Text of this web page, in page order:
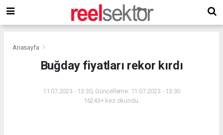
Anasayfa
Buğday fiyatları rekor kırdı
11.07.2023 - 13:30, Güncelleme: 11.07.2023 - 13:30
16243+ kez okundu.